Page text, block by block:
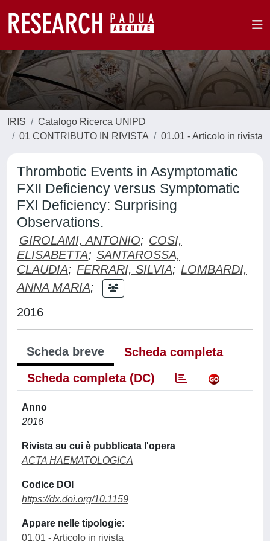
IRIS
Catalogo Ricerca UNIPD
01 CONTRIBUTO IN RIVISTA
01.01 - Articolo in rivista
Thrombotic Events in Asymptomatic
FXII Deficiency versus Symptomatic
FXI Deficiency: Surprising
Observations.
GIROLAMI, ANTONIO; COSI,
ELISABETTA; SANTAROSSA,
CLAUDIA; FERRARI, SILVIA; LOMBARDI,
ANNA MARIA;
2016
Scheda breve
Scheda completa
Scheda completa (DC)
Anno
2016
Rivista su cui è pubblicata l'opera
ACTA HAEMATOLOGICA
Codice DOI
https://dx.doi.org/10.1159
Appare nelle tipologie:
01.01 - Articolo in rivista